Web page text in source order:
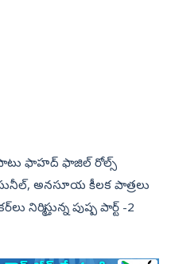
ఫాహద్‌ ఫాజిల్ రోల్స్‌
అనసూయ కీలక పాత్రలు
నిర్మిస్తున్న పుష్ప పార్ట్‌ -2